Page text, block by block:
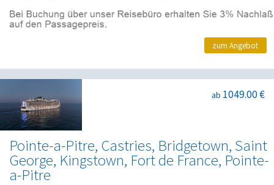
zum Angebot
Pointe-a-Pitre, Castries, Bridgetown, Saint
George, Kingstown, Fort de France, Pointe-
a-Pitre
ab 1049.00 €